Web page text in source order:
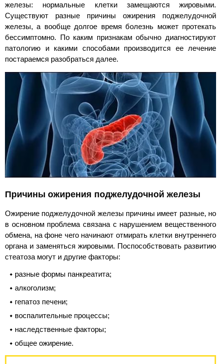
железы: нормальные клетки замещаются жировыми.
Существуют разные причины ожирения поджелудочной
железы, а вообще долгое время болезнь может протекать
бессимптомно. По каким признакам обычно диагностируют
патологию и какими способами производится ее лечение
постараемся разобраться далее.
Причины ожирения поджелудочной железы
Ожирение поджелудочной железы причины имеет разные, но
в основном проблема связана с нарушением вещественного
обмена, на фоне чего начинают отмирать клетки внутреннего
органа и заменяться жировыми. Поспособствовать развитию
стеатоза могут и другие факторы:
разные формы панкреатита;
алкоголизм;
гепатоз печени;
воспалительные процессы;
наследственные факторы;
общее ожирение.